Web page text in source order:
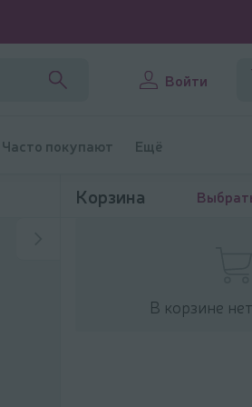
Войти
Часто покупают Ещё
Корзина
В корзине